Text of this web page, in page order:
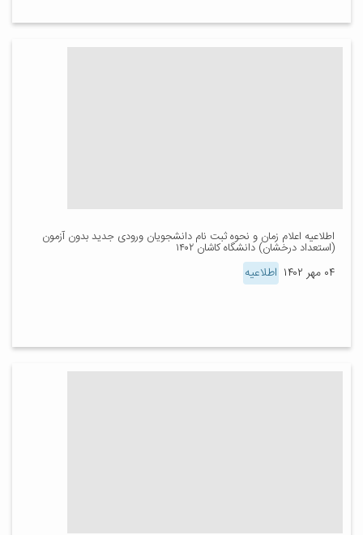
اطلاعیه اعلام زمان و نحوه ثبت نام دانشجویان ورودی جدید بدون آزمون
(استعداد درخشان) دانشگاه کاشان ۱۴۰۲
۰۴ مهر ۱۴۰۲ اطلاعیه